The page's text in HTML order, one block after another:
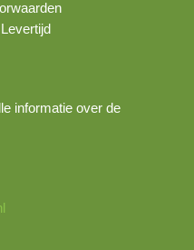
informatie over de